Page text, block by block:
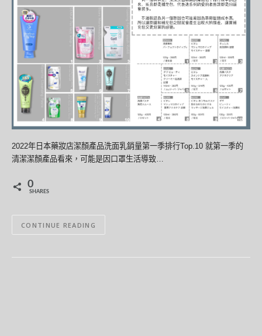
2022年日本藥妝店潔顏產品洗面乳銷量第一季排行Top.10 就第一季的
清潔潔顏產品看來，可能是因口罩生活導致…
0
SHARES
CONTINUE READING